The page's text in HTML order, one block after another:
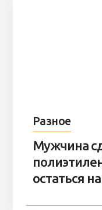
Разное
Мужчина
остаться